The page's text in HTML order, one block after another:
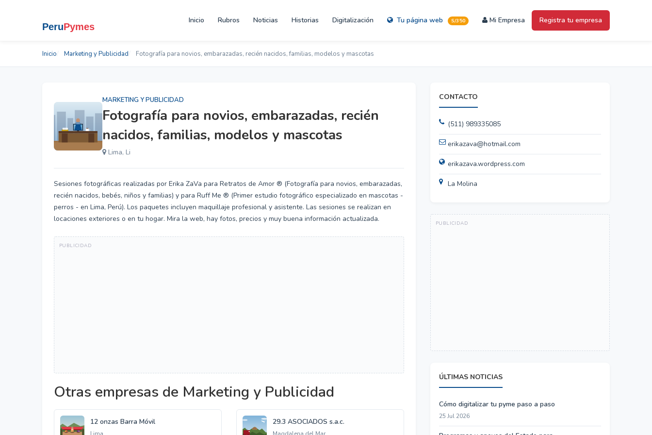
Inicio Rubros Noticias Historias Digitalización Tu página web S/350 Mi Empresa Registra tu empresa
Inicio Marketing y Publicidad Fotografía para novios, embarazadas, recién nacidos, familias, modelos y mascotas
MARKETING Y PUBLICIDAD
Fotografía para novios, embarazadas, recién
nacidos, familias, modelos y mascotas
Lima, Li
Sesiones fotográficas realizadas por Erika ZaVa para Retratos de Amor ® (Fotografía para novios, embarazadas,
recién nacidos, bebés, niños y familias) y para Ruff Me ® (Primer estudio fotográfico especializado en mascotas -
perros - en Lima, Perú). Los paquetes incluyen maquillaje profesional y asistente. Las sesiones se realizan en
locaciones exteriores o en tu hogar. Mira la web, hay fotos, precios y muy buena información actualizada.
Otras empresas de Marketing y Publicidad
12 onzas Barra Móvil 29.3 ASOCIADOS s.a.c.
CONTACTO
(511) 989335085
erikazava@hotmail.com
erikazava.wordpress.com
La Molina
ÚLTIMAS NOTICIAS
Cómo digitalizar tu pyme paso a paso
25 Jul 2026